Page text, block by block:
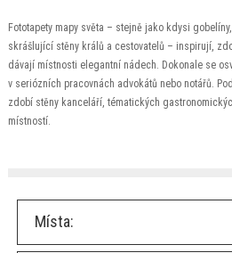
Fototapety mapy světa – stejně jako kdysi
skrášlující stěny králů a cestovatelů – inspirují,
dávají místnosti elegantní nádech. Dokonale se
v seriózních pracovnách advokátů nebo notářů.
zdobí stěny kanceláří, tématických
místností.
Místa: